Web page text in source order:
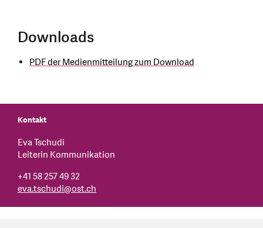
Downloads
PDF der Medienmitteilung zum Download
Kontakt
Eva Tschudi
Leiterin Kommunikation
+41 58 257 49 32
eva.tschudi@ost.ch